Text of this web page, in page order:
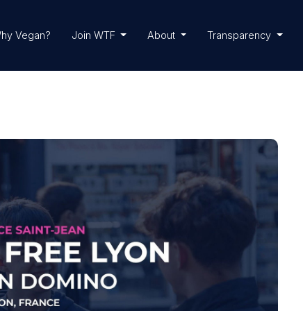
Vegan? Join WTF About Transparency